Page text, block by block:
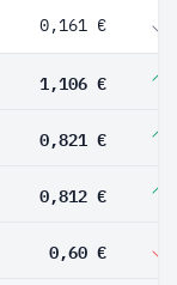
0,161 €
1,106 €
0,821 €
0,812 €
0,60 €